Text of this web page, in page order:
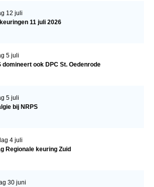
Hengstenkeuring
NRPS
2024-2025
2022-2023
12 juli
11 juli 2026
5 juli
domineert ook DPC St. Oedenrode
5 juli
bij NRPS
4 juli
Regionale keuring Zuid
30 juni